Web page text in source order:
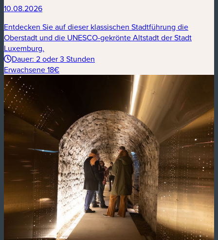
10.08.2026
Entdecken Sie auf dieser klassischen Stadtführung die
Oberstadt und die UNESCO-gekrönte Altstadt der Stadt
Luxemburg.
Dauer: 2 oder 3 Stunden
Erwachsene 18€